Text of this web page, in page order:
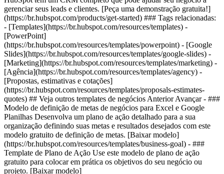
gerenciar seus leads e clientes. [Peça uma demonstração gratuita!]
(https://br.hubspot.com/products/get-started) ### Tags relacionadas:
- [Templates](https://br.hubspot.com/resources/templates) -
[PowerPoint]
(https://br.hubspot.com/resources/templates/powerpoint) - [Google
Slides](https://br.hubspot.com/resources/templates/google-slides) -
[Marketing](https://br.hubspot.com/resources/templates/marketing) -
[Agência](https://br.hubspot.com/resources/templates/agency) -
[Propostas, estimativas e cotações]
(https://br.hubspot.com/resources/templates/proposals-estimates-
quotes) ## Veja outros templates de negócios Anterior Avançar - ###
Modelo de definição de metas de negócios para Excel e Google
Planilhas Desenvolva um plano de ação detalhado para a sua
organização definindo suas metas e resultados desejados com este
modelo gratuito de definição de metas. [Baixar modelo]
(https://br.hubspot.com/resources/templates/business-goal) - ###
Template de Plano de Ação Use este modelo de plano de ação
gratuito para colocar em prática os objetivos do seu negócio ou
projeto. [Baixar modelo]